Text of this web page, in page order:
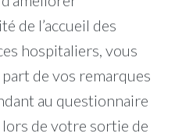
de l’accueil des
hospitaliers, vous
de vos remarques
au questionnaire
de votre sortie de